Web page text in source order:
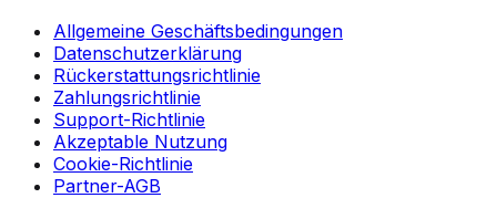
Allgemeine Geschäftsbedingungen
Datenschutzerklärung
Rückerstattungsrichtlinie
Zahlungsrichtlinie
Support-Richtlinie
Akzeptable Nutzung
Cookie-Richtlinie
Partner-AGB